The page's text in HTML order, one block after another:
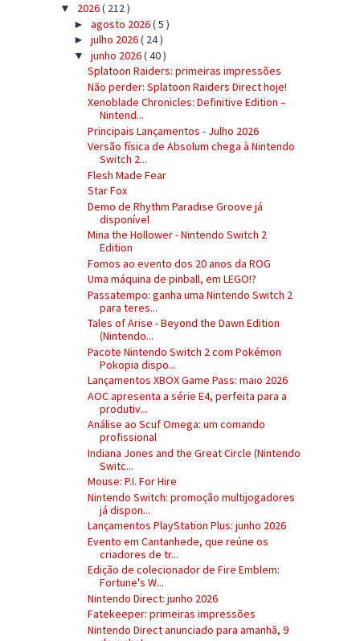
▼ 2026( 212 )
► agosto 2026( 5 )
► julho 2026( 24 )
▼ junho 2026( 40 )
Splatoon Raiders: primeiras impressões
Não perder: Splatoon Raiders Direct hoje!
Xenoblade Chronicles: Definitive Edition –
Nintend...
Principais Lançamentos - Julho 2026
Versão física de Absolum chega à Nintendo
Switch 2...
Flesh Made Fear
Star Fox
Demo de Rhythm Paradise Groove já
disponível
Mina the Hollower - Nintendo Switch 2
Edition
Fomos ao evento dos 20 anos da ROG
Uma máquina de pinball, em LEGO!?
Passatempo: ganha uma Nintendo Switch 2
para teres...
Tales of Arise - Beyond the Dawn Edition
(Nintendo...
Pacote Nintendo Switch 2 com Pokémon
Pokopia dispo...
Lançamentos XBOX Game Pass: maio 2026
AOC apresenta a série E4, perfeita para a
produtiv...
Análise ao Scuf Omega: um comando
profissional
Indiana Jones and the Great Circle (Nintendo
Switc...
Mouse: P.I. For Hire
Nintendo Switch: promoção multijogadores
já dispon...
Lançamentos PlayStation Plus: junho 2026
Evento em Cantanhede, que reúne os
criadores de tr...
Edição de colecionador de Fire Emblem:
Fortune's W...
Nintendo Direct: junho 2026
Fatekeeper: primeiras impressões
Nintendo Direct anunciado para amanhã, 9